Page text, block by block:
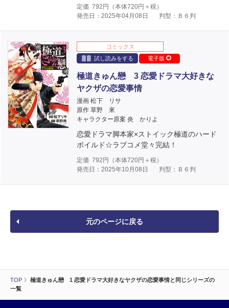
TOP
極道きゅん戀 1 恋愛ドラマ大好きなヤクザの恋愛事情と同じシリーズの
一覧
定価 792 円（本体720円＋税）
発売日：2025年04月08日
判型：Ｂ６判
コミックス
試し読みをする
電子版
極道きゅん戀 3 恋愛ドラマ大好きな
ヤクザの恋愛事情
漫画 松下 リサ
原作 草野 來
キャラクター原案 炎 かりよ
恋愛ドラマ脚本家×ストイック極道のハード
ボイルド☆ラブコメ堂々完結！
定価 792 円（本体720円＋税）
発売日：2025年10月08日
判型：Ｂ６判
元のページに戻る